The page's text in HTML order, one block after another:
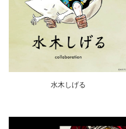
水木しげる